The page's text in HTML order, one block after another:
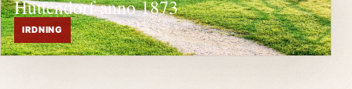
Hüttendorf anno 1873
IRDNING